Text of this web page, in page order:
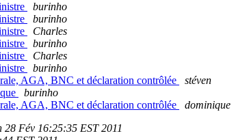
burinho
burinho
Charles
burinho
Charles
burinho
AGA, BNC et déclaration contrôlée
stéven
burinho
AGA, BNC et déclaration contrôlée
dominique
28 Fév 16:25:35 EST 2011